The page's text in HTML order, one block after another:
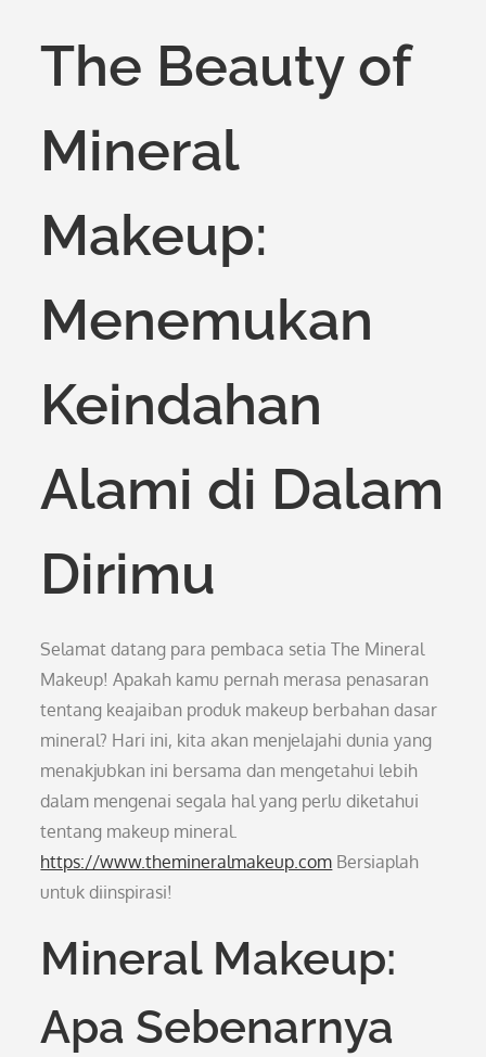
The Beauty of
Mineral
Makeup:
Menemukan
Keindahan
Alami di Dalam
Dirimu
Selamat datang para pembaca setia The Mineral
Makeup! Apakah kamu pernah merasa penasaran
tentang keajaiban produk makeup berbahan dasar
mineral? Hari ini, kita akan menjelajahi dunia yang
menakjubkan ini bersama dan mengetahui lebih
dalam mengenai segala hal yang perlu diketahui
tentang makeup mineral.
https://www.themineralmakeup.com Bersiaplah
untuk diinspirasi!
Mineral Makeup:
Apa Sebenarnya